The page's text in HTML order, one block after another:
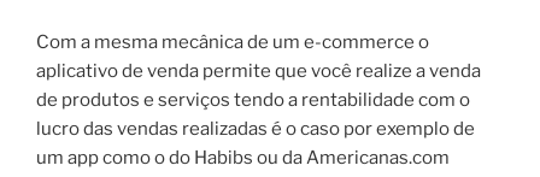
Com a mesma mecânica de um e-commerce o
aplicativo de venda permite que você realize a venda
de produtos e serviços tendo a rentabilidade com o
lucro das vendas realizadas é o caso por exemplo de
um app como o do Habibs ou da Americanas.com